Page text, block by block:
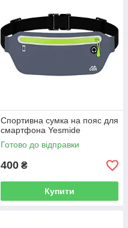
Спортивна сумка на пояс для
смартфона Yesmide
Готово до відправки
400 ₴
Купити